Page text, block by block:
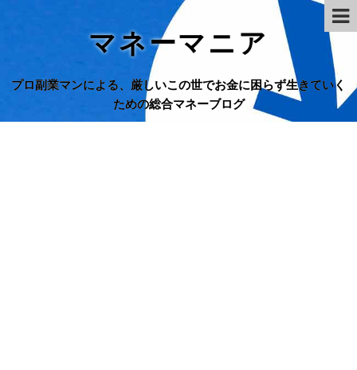
マネーマニア
プロ副業マンによる、厳しいこの世でお金に困らず生きていく
ための総合マネーブログ